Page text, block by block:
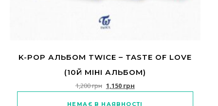
K-POP АЛЬБОМ TWICE – TASTE OF LOVE
(10Й МІНІ АЛЬБОМ)
1,200грн Оригінальна ціна: 1,200 грн.
1,150 грнПоточна ціна: 1,150 грн.
НЕМАЄ В НАЯВНОСТІ